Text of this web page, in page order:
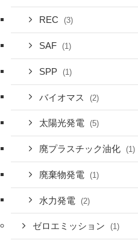
REC (3)
SAF (1)
SPP (1)
バイオマス (2)
太陽光発電 (5)
廃プラスチック油化 (1)
廃棄物発電 (1)
水力発電 (2)
ゼロエミッション (1)